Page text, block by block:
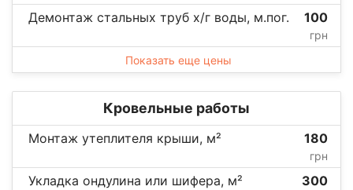
Демонтаж стальных труб х/г воды, м.пог. 100
грн
Показать еще цены
Кровельные работы
Монтаж утеплителя крыши, м² 180
грн
Укладка ондулина или шифера, м² 300